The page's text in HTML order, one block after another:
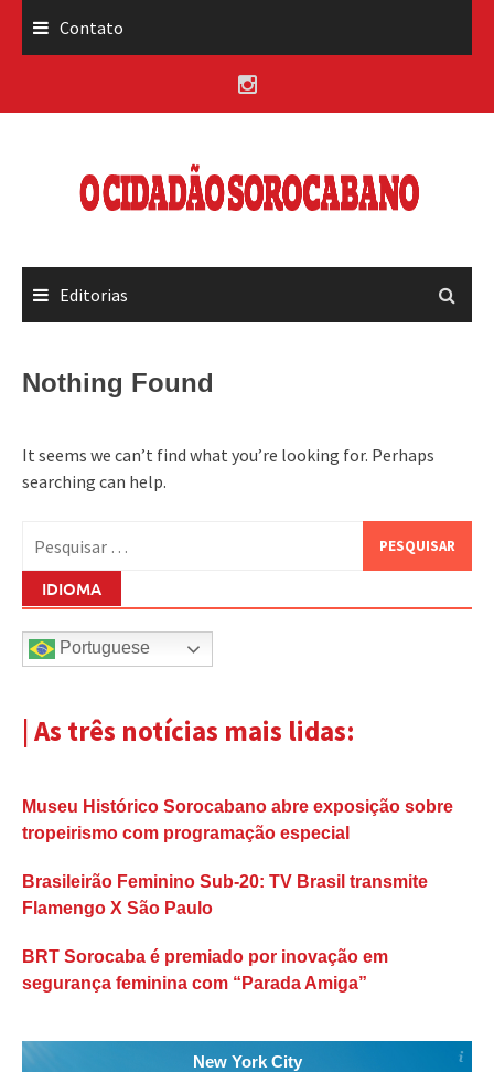
Contato
Editorias
Nothing Found
It seems we can’t find what you’re looking for. Perhaps
searching can help.
por:
IDIOMA
Portuguese
| As três notícias mais lidas:
Museu Histórico Sorocabano abre exposição sobre
tropeirismo com programação especial
Brasileirão Feminino Sub-20: TV Brasil transmite
Flamengo X São Paulo
BRT Sorocaba é premiado por inovação em
segurança feminina com “Parada Amiga”
New York City